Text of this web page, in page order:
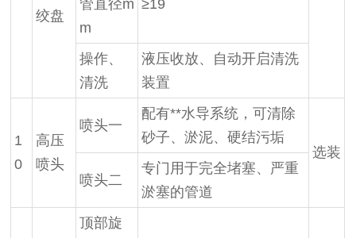
绞盘
管直径m
m
≥19
操作、
清洗
液压收放、自动开启清洗
装置
1
0
高压
喷头
喷头一
配有**水导系统，可清除
砂子、淤泥、硬结污垢
选装
喷头二
专门用于完全堵塞、严重
淤塞的管道
顶部旋